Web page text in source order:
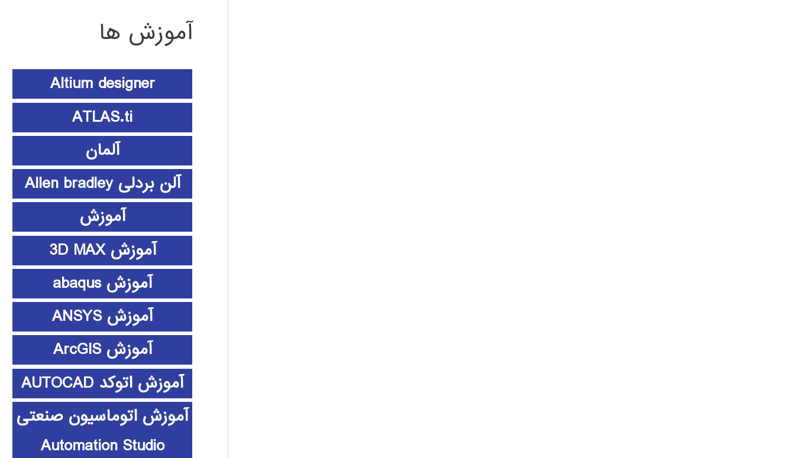
آموزش ها
Altium designer
ATLAS.ti
آلمان
آلن بردلی Allen bradley
آموزش
آموزش 3D MAX
آموزش abaqus
آموزش ANSYS
آموزش ArcGIS
آموزش اتوکد AUTOCAD
آموزش اتوماسیون صنعتی
Automation Studio